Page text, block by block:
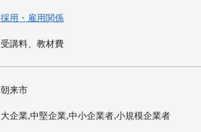
採用・雇用関係
受講料、教材費
朝来市
大企業,中堅企業,中小企業者,小規模企業者